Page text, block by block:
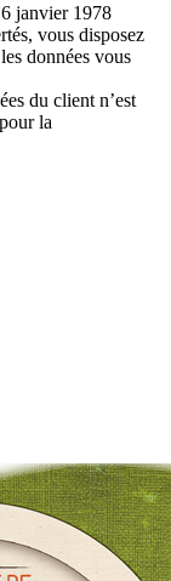
janvier 1978
vous disposez
données vous
du client n’est
la